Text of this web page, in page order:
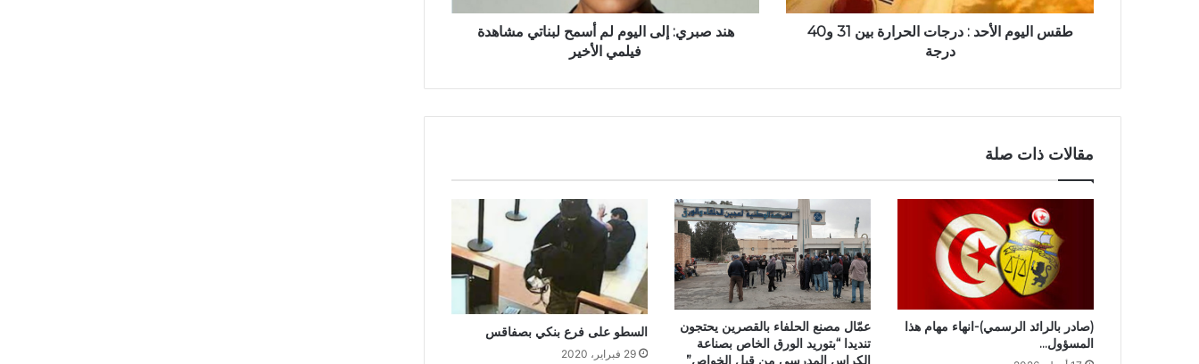
طقس اليوم الأحد : درجات الحرارة بين 31 و40
درجة
هند صبري: إلى اليوم لم أسمح لبناتي مشاهدة
فيلمي الأخير
مقالات ذات صلة
(صادر بالرائد الرسمي)-انهاء مهام هذا
المسؤول…
عمّال مصنع الحلفاء بالقصرين يحتجون
تنديدا “بتوريد الورق الخاص بصناعة
الكراس المدرسي من قبل الخواص”
السطو على فرع بنكي بصفاقس
29 فبراير، 2020